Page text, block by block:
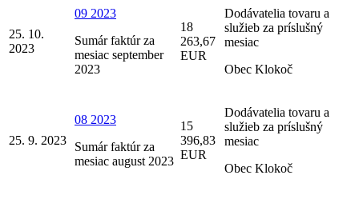
25. 10.
2023
09 2023
Sumár faktúr za
mesiac september
2023
18
263,67
EUR
Dodávatelia tovaru a
služieb za príslušný
mesiac
Obec Klokoč
25. 9. 2023
08 2023
Sumár faktúr za
mesiac august 2023
15
396,83
EUR
Dodávatelia tovaru a
služieb za príslušný
mesiac
Obec Klokoč